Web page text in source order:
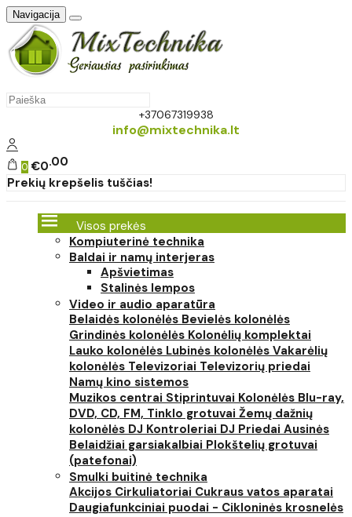
Navigacija
+37067319938
info@mixtechnika.lt
0 €0 00
Prekių krepšelis tuščias!
Visos prekės
Kompiuterinė technika
Baldai ir namų interjeras
Apšvietimas
Stalinės lempos
Video ir audio aparatūra
Belaidės kolonėlės Bevielės kolonėlės
Grindinės kolonėlės Kolonėlių komplektai
Lauko kolonėlės Lubinės kolonėlės Vakarėlių
kolonėlės Televizoriai Televizorių priedai
Namų kino sistemos
Muzikos centrai Stiprintuvai Kolonėlės Blu-ray,
DVD, CD, FM, Tinklo grotuvai Žemų dažnių
kolonėlės DJ Kontroleriai DJ Priedai Ausinės
Belaidžiai garsiakalbiai Plokštelių grotuvai
(patefonai)
Smulki buitinė technika
Akcijos Cirkuliatoriai Cukraus vatos aparatai
Daugiafunkciniai puodai - Cikloninės krosnelės